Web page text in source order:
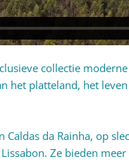
collectie
het platteland, het
da Rainha, op
Ze bieden